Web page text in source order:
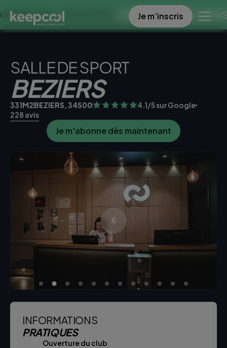
0€ << OFFRE LIMITÉE ☀️ OFFRE SPECIALE DANS CE
Je m’inscris
SALLE DE SPORT
BEZIERS
331M2BEZIERS, 34500
4.1/5 sur Google
228 avis
Je m'abonne dès maintenant
INFORMATIONS
PRATIQUES
Ouverture du club